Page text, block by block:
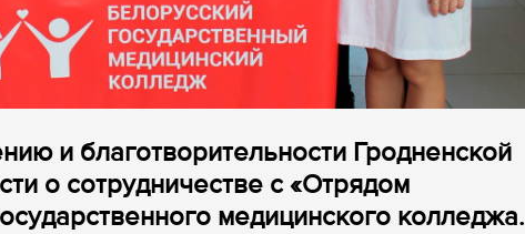
и благотворительности Гродненской
о сотрудничестве с «Отрядом
медицинского колледжа.